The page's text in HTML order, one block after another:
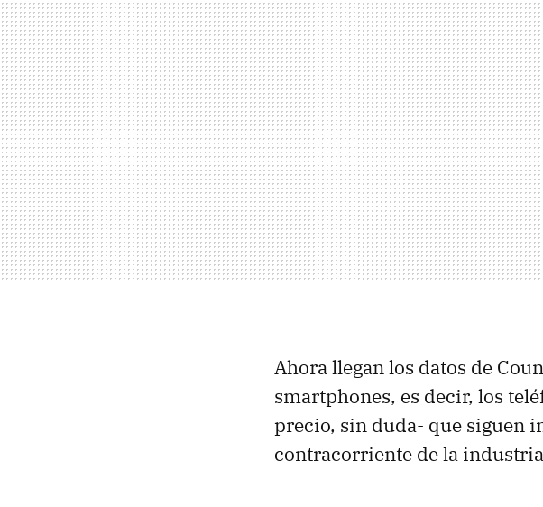
Ahora llegan los datos de
smartphones, es decir, los
precio, sin duda- que siguen
contracorriente de la